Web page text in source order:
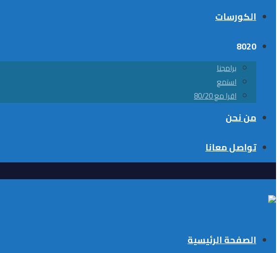
الكورسات
8020
برامجنا
استمع
اقرا مع 80/20
من نحن
تواصل معانا
الصفحة الرئيسية